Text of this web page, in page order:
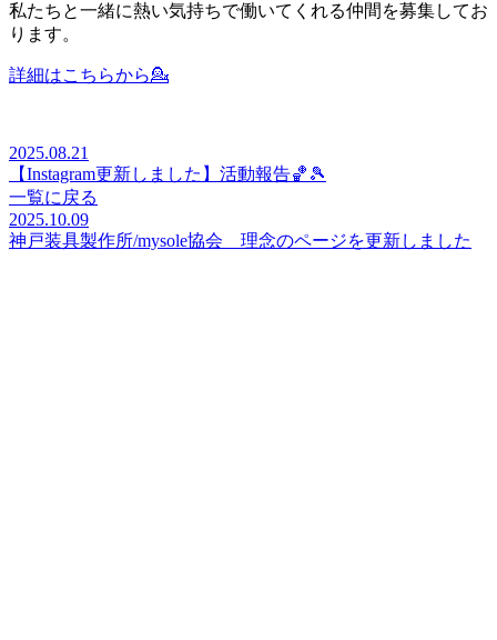
私たちと一緒に熱い気持ちで働いてくれる仲間を募集してお
ります。
詳細はこちらから💁
2025.08.21
【Instagram更新しました】活動報告🏀🎾
一覧に戻る
2025.10.09
神戸装具製作所/mysole協会 理念のページを更新しました